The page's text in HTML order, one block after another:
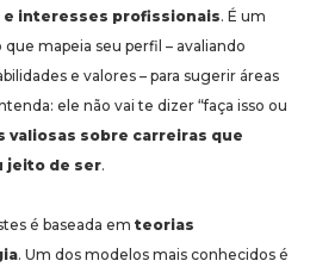
interesses profissionais. É um
mapeia seu perfil – avaliando
e valores – para sugerir áreas
ele não vai te dizer “faça isso ou
valiosas sobre carreiras que
jeito de ser.
é baseada em teorias
. Um dos modelos mais conhecidos é